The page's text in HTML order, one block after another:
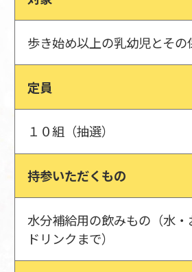
歩き始め以上の乳幼児とその
定員
１０組（抽選）
持参いただくもの
水分補給用の飲みもの（水
ドリンクまで）